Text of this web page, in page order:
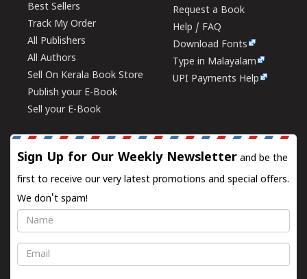
Best Sellers
Track My Order
All Publishers
All Authors
Sell On Kerala Book Store
Publish your E-Book
Sell your E-Book
Request a Book
Help / FAQ
Download Fonts
Type in Malayalam
UPI Payments Help
Sign Up for Our Weekly Newsletter and be the
first to receive our very latest promotions and special offers.
We don't spam!
Name
Email